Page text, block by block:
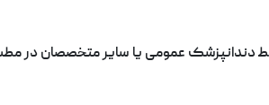
دندانپزشک عمومی یا سایر متخصصان در